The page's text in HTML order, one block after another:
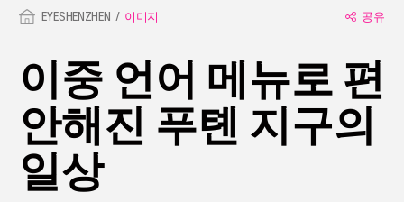
EYESHENZHEN 이미지 공유
이중 언어 메뉴로 편
안해진 푸톈 지구의
일상